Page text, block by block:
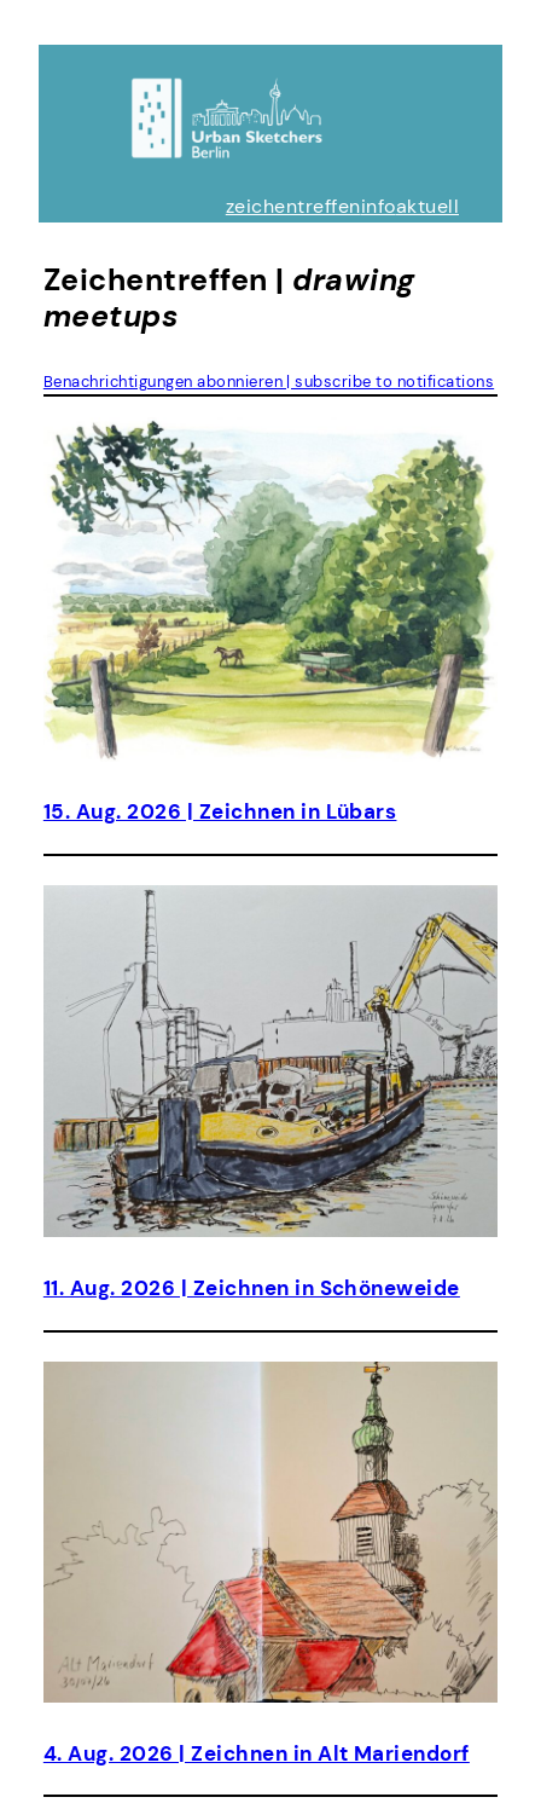
zeichentreffeninfoaktuell
Zeichentreffen | drawing
meetups
Benachrichtigungen abonnieren | subscribe to notifications
15. Aug. 2026 | Zeichnen in Lübars
11. Aug. 2026 | Zeichnen in Schöneweide
4. Aug. 2026 | Zeichnen in Alt Mariendorf